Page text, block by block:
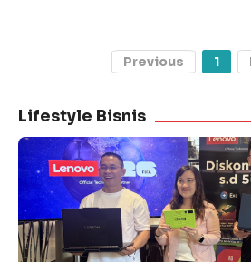
Previous 1
Lifestyle Bisnis